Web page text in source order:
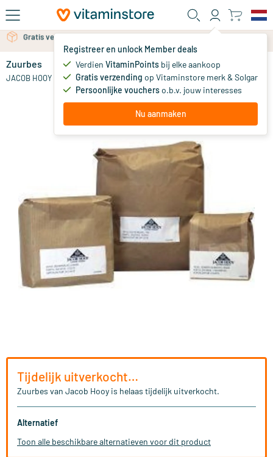
Ga naar de hoofdinhoud
Registreer en unlock Member deals
Verdien VitaminPoints bij elke aankoop
Gratis verzending op Vitaminstore merk & Solgar
Persoonlijke voucherso.b.v. jouw interesses
Nu aanmaken
Gratis verzending vanaf 25 euro
Gratis persoonlijk advies via chat of email
Zuurbes
JACOB HOOY
Tijdelijk uitverkocht…
Zuurbes van Jacob Hooy is helaas tijdelijk uitverkocht.
Alternatief
Toon alle beschikbare alternatieven voor dit product